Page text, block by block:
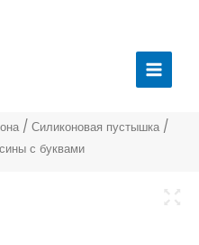
меню
/ Силиконовая пустышка/
с буквами